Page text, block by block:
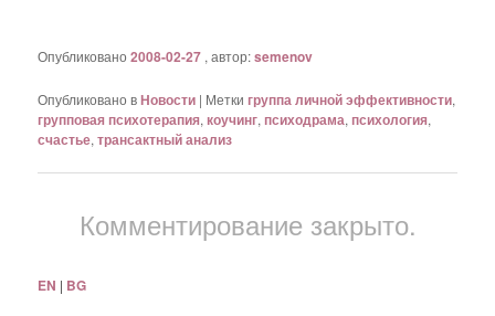
Опубликовано2008-02-27 , автор:semenov
Опубликовано вНовости | Метки группа личной эффективности,
групповая психотерапия,коучинг, психодрама, психология,
счастье,трансактный анализ
Комментирование закрыто.
EN | BG